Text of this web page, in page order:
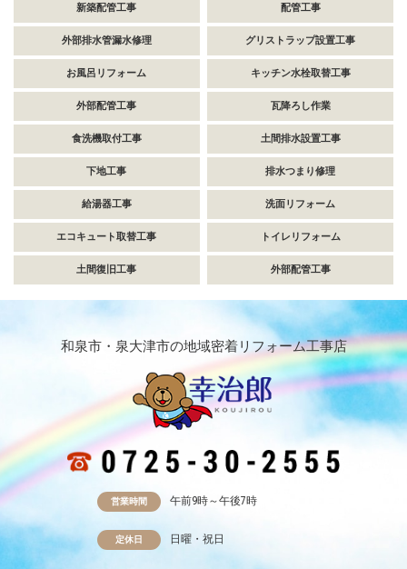
新築配管工事 配管工事
外部排水管漏水修理 グリストラップ設置工事
お風呂リフォーム キッチン水栓取替工事
外部配管工事 瓦降ろし作業
食洗機取付工事 土間排水設置工事
下地工事 排水つまり修理
給湯器工事 洗面リフォーム
エコキュート取替工事 トイレリフォーム
土間復旧工事 外部配管工事
和泉市・泉大津市の地域密着リフォーム工事店
営業時間 午前9時～午後7時
定休日 日曜・祝日